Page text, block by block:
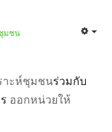
มชน
าะห์ชุมชนร่วมกับ
ออกหน่วยให้